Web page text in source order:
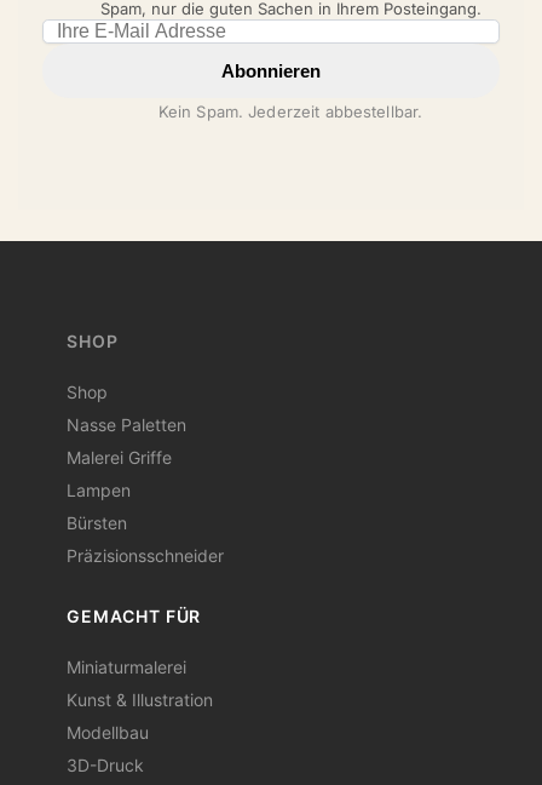
Spam, nur die guten Sachen in Ihrem Posteingang.
Email address
Abonnieren
Kein Spam. Jederzeit abbestellbar.
SHOP
Shop
Nasse Paletten
Malerei Griffe
Lampen
Bürsten
Präzisionsschneider
GEMACHT FÜR
Miniaturmalerei
Kunst & Illustration
Modellbau
3D-Druck